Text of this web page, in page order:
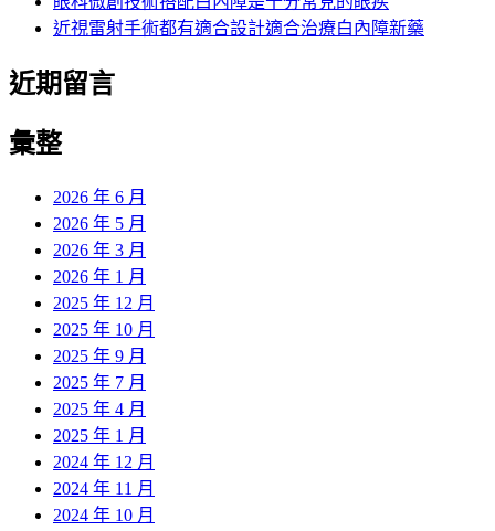
近視雷射手術都有適合設計適合治療白內障新藥
近期留言
彙整
2026 年 6 月
2026 年 5 月
2026 年 3 月
2026 年 1 月
2025 年 12 月
2025 年 10 月
2025 年 9 月
2025 年 7 月
2025 年 4 月
2025 年 1 月
2024 年 12 月
2024 年 11 月
2024 年 10 月